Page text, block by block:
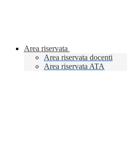
Area riservata
Area riservata docenti
Area riservata ATA